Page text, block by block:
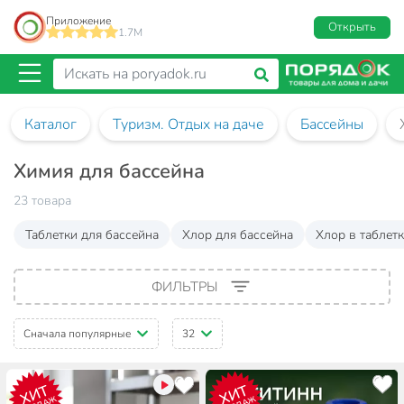
Приложение
1.7M
Открыть
Каталог Туризм. Отдых на даче Бассейны
Химия для бассейна
23 товара
Таблетки для бассейна
Хлор для бассейна Хлор в
ФИЛЬТРЫ
Сначала популярные 32
ХИТ ХИТ